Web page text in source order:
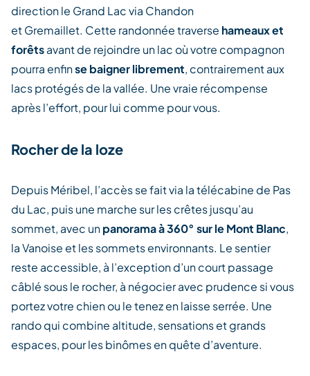
direction le Grand Lac via Chandon
et Gremaillet. Cette randonnée traverse hameaux et
forêtsavant de rejoindre un lac où votre compagnon
pourra enfinse baigner librement, contrairement aux
lacs protégés de la vallée. Une vraie récompense
après l’effort, pour lui comme pour vous.
Rocher de la loze
Depuis Méribel, l’accès se fait via la télécabine de Pas
du Lac, puis une marche sur les crêtes jusqu’au
sommet, avec unpanorama à 360° sur le Mont Blanc,
la Vanoise et les sommets environnants. Le sentier
reste accessible, à l’exception d’un court passage
câblé sous le rocher, à négocier avec prudence si vous
portez votre chien ou le tenez en laisse serrée. Une
rando qui combine altitude, sensations et grands
espaces, pour les binômes en quête d’aventure.